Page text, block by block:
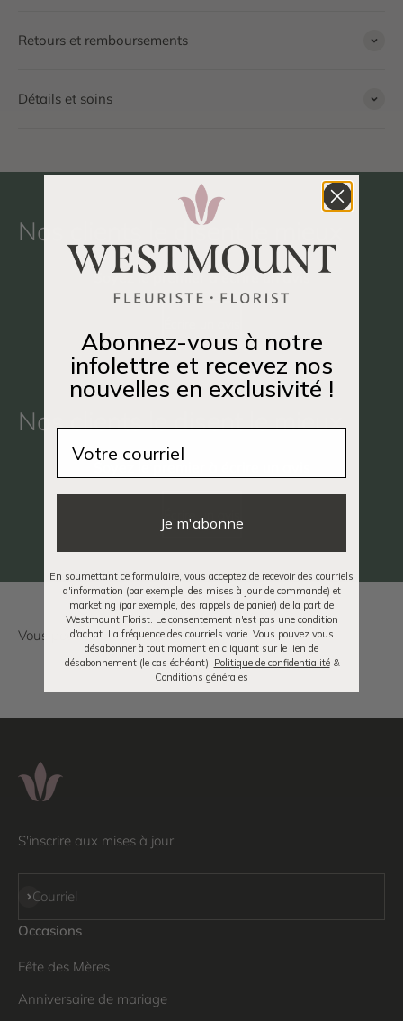
Retours et remboursements
Détails et soins
Nos clients le disent le mieux
Soyez le premier à écrire un avis
Nos clients le disent le mieux
Écrire un avis
S'inscrire aux mises à jour
Courriel
S'inscrire
Occasions
Fête des Mères
Anniversaire de mariage
Abonnez-vous à notre
infolettre et recevez nos
nouvelles en exclusivité !
Je m'abonne
En soumettant ce formulaire, vous acceptez de recevoir des courriels
d'information (par exemple, des mises à jour de commande) et
marketing (par exemple, des rappels de panier) de la part de
Westmount Florist. Le consentement n'est pas une condition
d'achat. La fréquence des courriels varie. Vous pouvez vous
désabonner à tout moment en cliquant sur le lien de
désabonnement (le cas échéant). Politique de confidentialité&
Conditions générales